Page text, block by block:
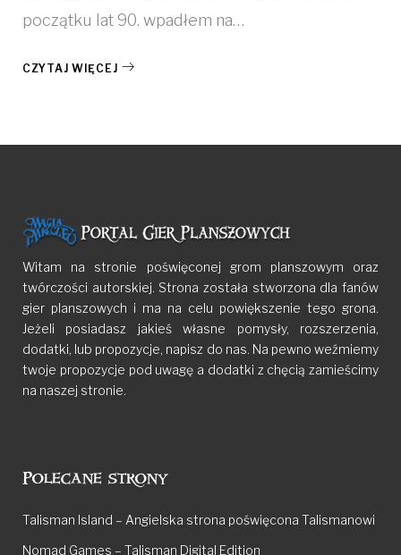
początku lat 90. wpadłem na…
CZYTAJ WIĘCEJ
Witam na stronie poświęconej grom planszowym oraz
twórczości autorskiej. Strona została stworzona dla fanów
gier planszowych i ma na celu powiększenie tego grona.
Jeżeli posiadasz jakieś własne pomysły, rozszerzenia,
dodatki, lub propozycje, napisz do nas. Na pewno weźmiemy
twoje propozycje pod uwagę a dodatki z chęcią zamieścimy
na naszej stronie.
Polecane strony
Talisman Island – Angielska strona poświęcona Talismanowi
Nomad Games – Talisman Digital Edition